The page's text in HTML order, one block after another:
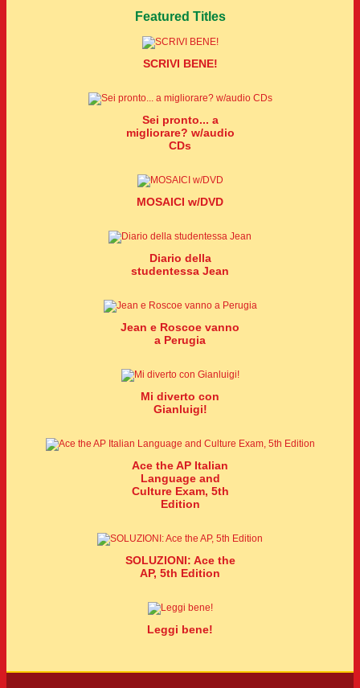
Featured Titles
SCRIVI BENE!
Sei pronto... a
migliorare? w/audio
CDs
MOSAICI w/DVD
Diario della
studentessa Jean
Jean e Roscoe vanno
a Perugia
Mi diverto con
Gianluigi!
Ace the AP Italian
Language and
Culture Exam, 5th
Edition
SOLUZIONI: Ace the
AP, 5th Edition
Leggi bene!